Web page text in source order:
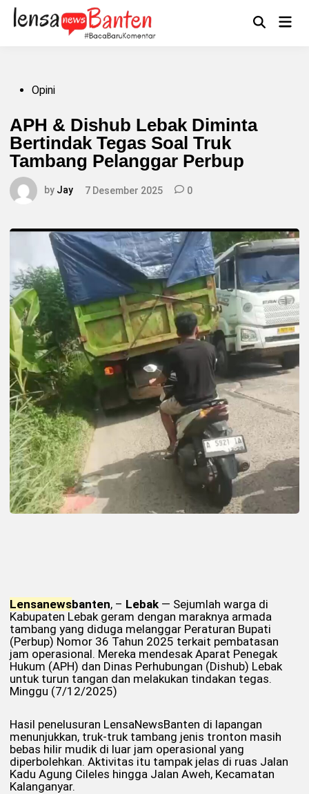
Skip
content
OpenMain
Posted
Opini
APH & Dishub Lebak Diminta
Bertindak Tegas Soal Truk
Tambang Pelanggar Perbup
by Jay 7 Desember 2025 0
Lensanewsbanten, – Lebak — Sejumlah warga di
Kabupaten Lebak geram dengan maraknya armada
tambang yang diduga melanggar Peraturan Bupati
(Perbup) Nomor 36 Tahun 2025 terkait pembatasan
jam operasional. Mereka mendesak Aparat Penegak
Hukum (APH) dan Dinas Perhubungan (Dishub) Lebak
untuk turun tangan dan melakukan tindakan tegas.
Minggu (7/12/2025)
Hasil penelusuran LensaNewsBanten di lapangan
menunjukkan, truk-truk tambang jenis tronton masih
bebas hilir mudik di luar jam operasional yang
diperbolehkan. Aktivitas itu tampak jelas di ruas Jalan
Kadu Agung Cileles hingga Jalan Aweh, Kecamatan
Kalanganyar.